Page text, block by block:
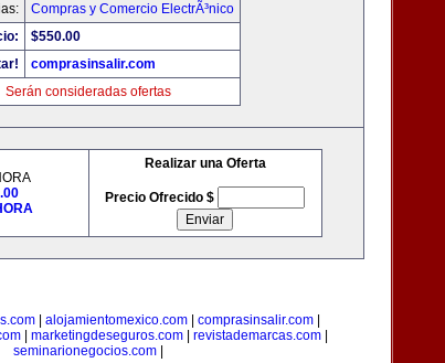
Compras y Comercio ElectrÃ³nico
$550.00
comprasinsalir.com
Serán consideradas ofertas
Realizar una Oferta
Precio Ofrecido $
| alojamientomexico.com| comprasinsalir.com|
| marketingdeseguros.com| revistademarcas.com|
seminarionegocios.com